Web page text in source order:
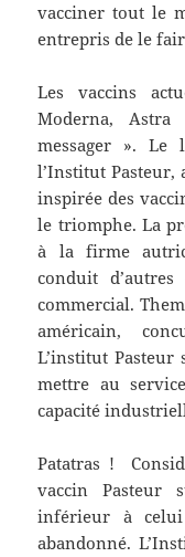
vacciner tout le
entrepris de le
Les vaccins
Moderna,
messager ». Le
l’Institut
inspirée des
le triomphe. La
à la firme
conduit
commercial.
américain,
L’institut Pasteur
mettre au
capacité
Patatras !
vaccin Pasteur
inférieur à celui
abandonné.